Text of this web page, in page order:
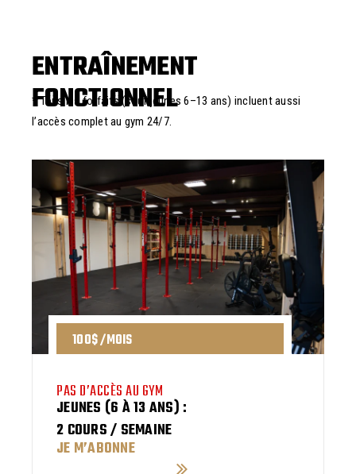
ENTRAÎNEMENT
FONCTIONNEL
* Tous les forfaits (sauf jeunes 6–13 ans) incluent aussi
l’accès complet au gym 24/7.
100$ /MOIS
PAS D’ACCÈS AU GYM
JEUNES (6 À 13 ANS) :
2 COURS / SEMAINE
JE M’ABONNE